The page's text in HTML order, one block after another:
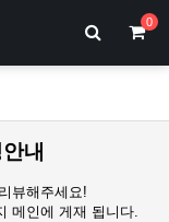
0
내
뷰해주세요!
메인에 게재 됩니다.